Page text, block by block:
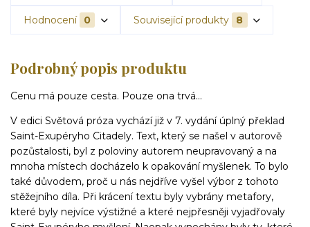
Hodnocení 0 Související produkty 8
Podrobný popis produktu
Cenu má pouze cesta. Pouze ona trvá...
V edici Světová próza vychází již v 7. vydání úplný překlad
Saint-Exupéryho Citadely. Text, který se našel v autorově
pozůstalosti, byl z poloviny autorem neupravovaný a na
mnoha místech docházelo k opakování myšlenek. To bylo
také důvodem, proč u nás nejdříve vyšel výbor z tohoto
stěžejního díla. Při krácení textu byly vybrány metafory,
které byly nejvíce výstižné a které nejpřesněji vyjadřovaly